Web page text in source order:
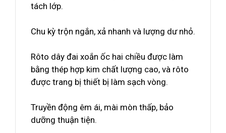
tách lớp.
Chu kỳ trộn ngắn, xả nhanh và lượng dư nhỏ.
Rôto dây đai xoắn ốc hai chiều được làm
bằng thép hợp kim chất lượng cao, và rôto
được trang bị thiết bị làm sạch vòng.
Truyền động êm ái, mài mòn thấp, bảo
dưỡng thuận tiện.